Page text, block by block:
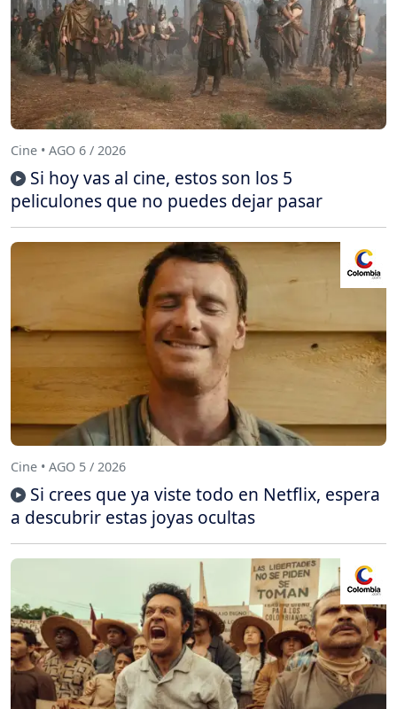
Cine • AGO 6 / 2026
Si hoy vas al cine, estos son los 5
peliculones que no puedes dejar pasar
Cine • AGO 5 / 2026
Si crees que ya viste todo en Netflix, espera
a descubrir estas joyas ocultas